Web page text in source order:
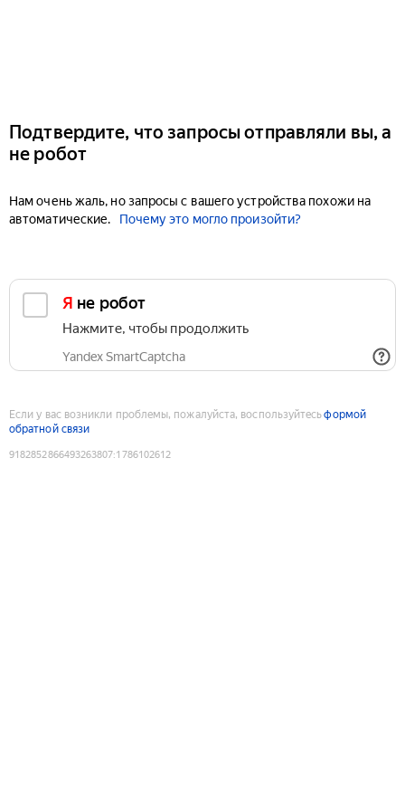
Подтвердите, что запросы отправляли вы, а
не робот
Нам очень жаль, но запросы с вашего устройства похожи на
автоматические.
Почему это могло произойти?
Я не робот
Нажмите, чтобы продолжить
Yandex SmartCaptcha
Если у вас возникли проблемы, пожалуйста, воспользуйтесьформой
обратной связи
9182852866493263807:1786102612